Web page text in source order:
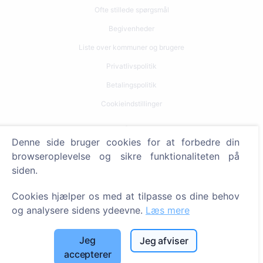
Ofte stillede spørgsmål
Begivenheder
Liste over kommuner og brugere
Privatlivspolitik
Betalingspolitik
Cookieindstillinger
Søg
Søg efter afdøde
Tjenester
Kontakt
SIA "CEMETY", LV40103618951
Denne side bruger cookies for at forbedre din
browseroplevelse og sikre funktionaliteten på
siden.
Cookies hjælper os med at tilpasse os dine behov
og analysere sidens ydeevne. Læs mere
Jeg
accepterer
Jeg afviser